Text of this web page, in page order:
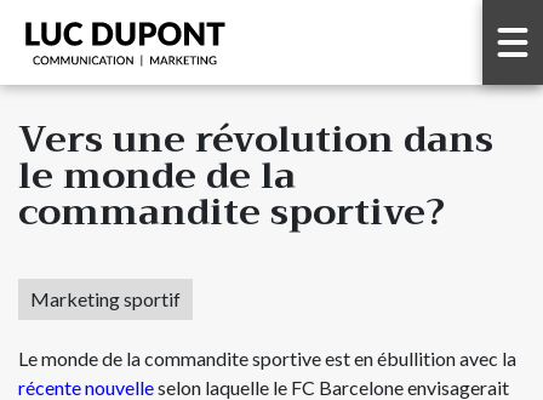
Vers une révolution dans
le monde de la
commandite sportive?
Marketing sportif
Le monde de la commandite sportive est en ébullition avec la
récente nouvelleselon laquelle le FC Barcelone envisagerait